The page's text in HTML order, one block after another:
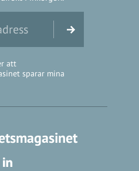
att
sparar mina